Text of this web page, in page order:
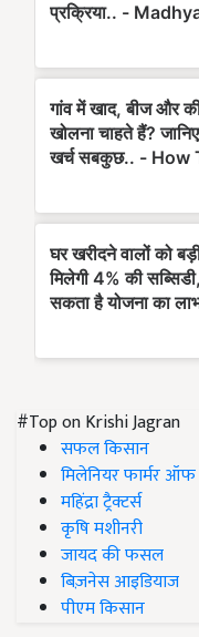
#Top on Krishi Jagran
सफल किसान
मिलेनियर फार्मर ऑफ
महिंद्रा ट्रैक्टर्स
कृषि मशीनरी
जायद की फसल
बिज़नेस आइडियाज
पीएम किसान